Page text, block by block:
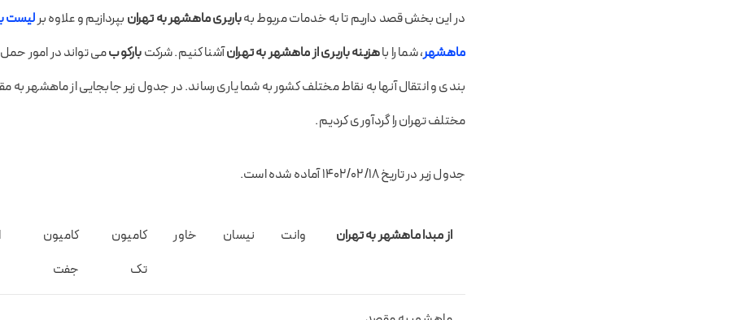
در این بخش قصد داریم تا به خدمات مربوط بهباربری ماهشهر به تهران بپردازیم و علاوه برلیست
ماهشهر، شما را باهزینه باربری از ماهشهر به تهرانآشنا کنیم. شرکتبارکوبمی تواند در امور
بندی و انتقال آنها به نقاط مختلف کشور به شما یاری رساند. در جدول زیر جابجایی از ماهشهر
مختلف تهران را گردآوری کردیم.
جدول زیر در تاریخ ۱۴۰۲/۰۲/۱۸ آماده شده است.
از مبدا ماهشهر به تهران وانت نیسان خاور
کامیون
تک
کامیون
جفت